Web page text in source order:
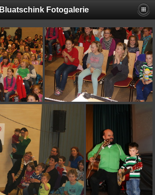
Bluatschink Fotogalerie